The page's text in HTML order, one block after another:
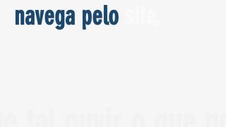
navega pelo